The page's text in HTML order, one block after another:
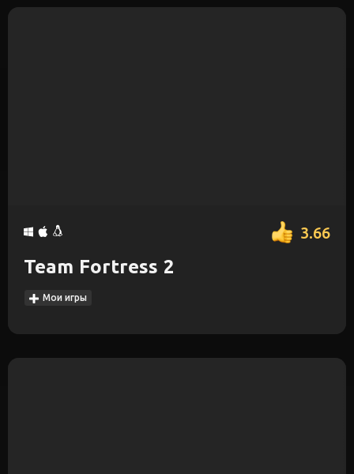
3.66
Team Fortress 2
Мои игры